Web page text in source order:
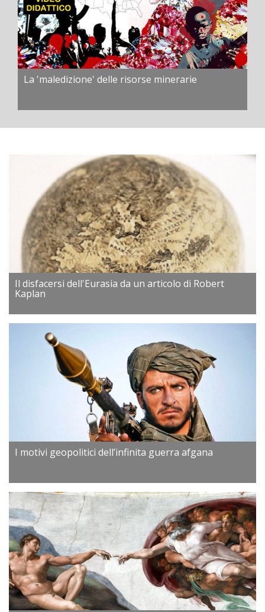
La 'maledizione' delle risorse minerarie
Il disfacersi dell'Eurasia da un articolo di Robert
Kaplan
I motivi geopolitici dell’infinita guerra afgana